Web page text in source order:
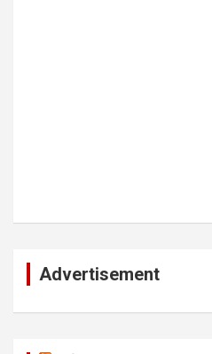
Advertisement